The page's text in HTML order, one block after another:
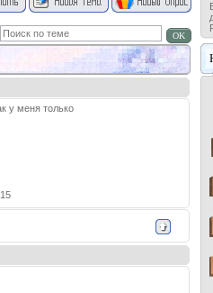
у меня только